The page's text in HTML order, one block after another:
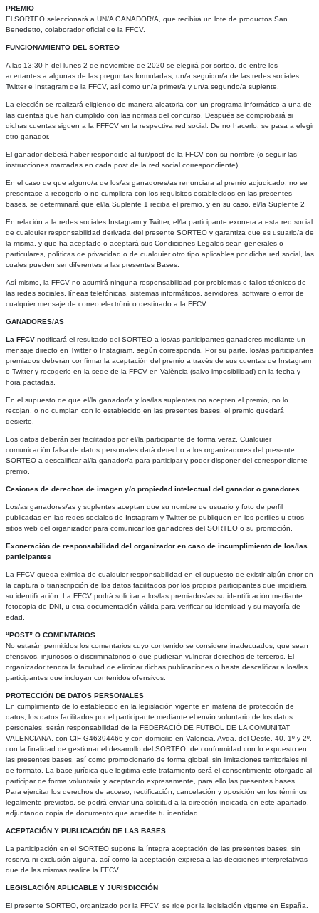
PREMIO
El SORTEO seleccionará a UN/A GANADOR/A, que recibirá un lote de productos San
Benedetto, colaborador oficial de la FFCV.
FUNCIONAMIENTO DEL SORTEO
A las 13:30 h del lunes 2 de noviembre de 2020 se elegirá por sorteo, de entre los
acertantes a algunas de las preguntas formuladas, un/a seguidor/a de las redes sociales
Twitter e Instagram de la FFCV, así como un/a primer/a y un/a segundo/a suplente.
La elección se realizará eligiendo de manera aleatoria con un programa informático a una de
las cuentas que han cumplido con las normas del concurso. Después se comprobará si
dichas cuentas siguen a la FFFCV en la respectiva red social. De no hacerlo, se pasa a elegir
otro ganador.
El ganador deberá haber respondido al tuit/post de la FFCV con su nombre (o seguir las
instrucciones marcadas en cada post de la red social correspondiente).
En el caso de que alguno/a de los/as ganadores/as renunciara al premio adjudicado, no se
presentase a recogerlo o no cumpliera con los requisitos establecidos en las presentes
bases, se determinará que el/la Suplente 1 reciba el premio, y en su caso, el/la Suplente 2
En relación a la redes sociales Instagram y Twitter, el/la participante exonera a esta red social
de cualquier responsabilidad derivada del presente SORTEO y garantiza que es usuario/a de
la misma, y que ha aceptado o aceptará sus Condiciones Legales sean generales o
particulares, políticas de privacidad o de cualquier otro tipo aplicables por dicha red social, las
cuales pueden ser diferentes a las presentes Bases.
Así mismo, la FFCV no asumirá ninguna responsabilidad por problemas o fallos técnicos de
las redes sociales, líneas telefónicas, sistemas informáticos, servidores, software o error de
cualquier mensaje de correo electrónico destinado a la FFCV.
GANADORES/AS
La FFCVnotificará el resultado del SORTEO a los/as participantes ganadores mediante un
mensaje directo en Twitter o Instagram, según corresponda. Por su parte, los/as participantes
premiados deberán confirmar la aceptación del premio a través de sus cuentas de Instagram
o Twitter y recogerlo en la sede de la FFCV en València (salvo imposibilidad) en la fecha y
hora pactadas.
En el supuesto de que el/la ganador/a y los/las suplentes no acepten el premio, no lo
recojan, o no cumplan con lo establecido en las presentes bases, el premio quedará
desierto.
Los datos deberán ser facilitados por el/la participante de forma veraz. Cualquier
comunicación falsa de datos personales dará derecho a los organizadores del presente
SORTEO a descalificar al/la ganador/a para participar y poder disponer del correspondiente
premio.
Cesiones de derechos de imagen y/o propiedad intelectual del ganador o ganadores
Los/as ganadores/as y suplentes aceptan que su nombre de usuario y foto de perfil
publicadas en las redes sociales de Instagram y Twitter se publiquen en los perfiles u otros
sitios web del organizador para comunicar los ganadores del SORTEO o su promoción.
Exoneración de responsabilidad del organizador en caso de incumplimiento de los/las
participantes
La FFCV queda eximida de cualquier responsabilidad en el supuesto de existir algún error en
la captura o transcripción de los datos facilitados por los propios participantes que impidiera
su identificación. La FFCV podrá solicitar a los/las premiados/as su identificación mediante
fotocopia de DNI, u otra documentación válida para verificar su identidad y su mayoría de
edad.
“POST” O COMENTARIOS
No estarán permitidos los comentarios cuyo contenido se considere inadecuados, que sean
ofensivos, injuriosos o discriminatorios o que pudieran vulnerar derechos de terceros. El
organizador tendrá la facultad de eliminar dichas publicaciones o hasta descalificar a los/las
participantes que incluyan contenidos ofensivos.
PROTECCIÓN DE DATOS PERSONALES
En cumplimiento de lo establecido en la legislación vigente en materia de protección de
datos, los datos facilitados por el participante mediante el envío voluntario de los datos
personales, serán responsabilidad de la FEDERACIÓ DE FUTBOL DE LA COMUNITAT
VALENCIANA, con CIF G46394466 y con domicilio en Valencia, Avda. del Oeste, 40, 1º y 2º,
con la finalidad de gestionar el desarrollo del SORTEO, de conformidad con lo expuesto en
las presentes bases, así como promocionarlo de forma global, sin limitaciones territoriales ni
de formato. La base jurídica que legitima este tratamiento será el consentimiento otorgado al
participar de forma voluntaria y aceptando expresamente, para ello las presentes bases.
Para ejercitar los derechos de acceso, rectificación, cancelación y oposición en los términos
legalmente previstos, se podrá enviar una solicitud a la dirección indicada en este apartado,
adjuntando copia de documento que acredite tu identidad.
ACEPTACIÓN Y PUBLICACIÓN DE LAS BASES
La participación en el SORTEO supone la íntegra aceptación de las presentes bases, sin
reserva ni exclusión alguna, así como la aceptación expresa a las decisiones interpretativas
que de las mismas realice la FFCV.
LEGISLACIÓN APLICABLE Y JURISDICCIÓN
El presente SORTEO, organizado por la FFCV, se rige por la legislación vigente en España.